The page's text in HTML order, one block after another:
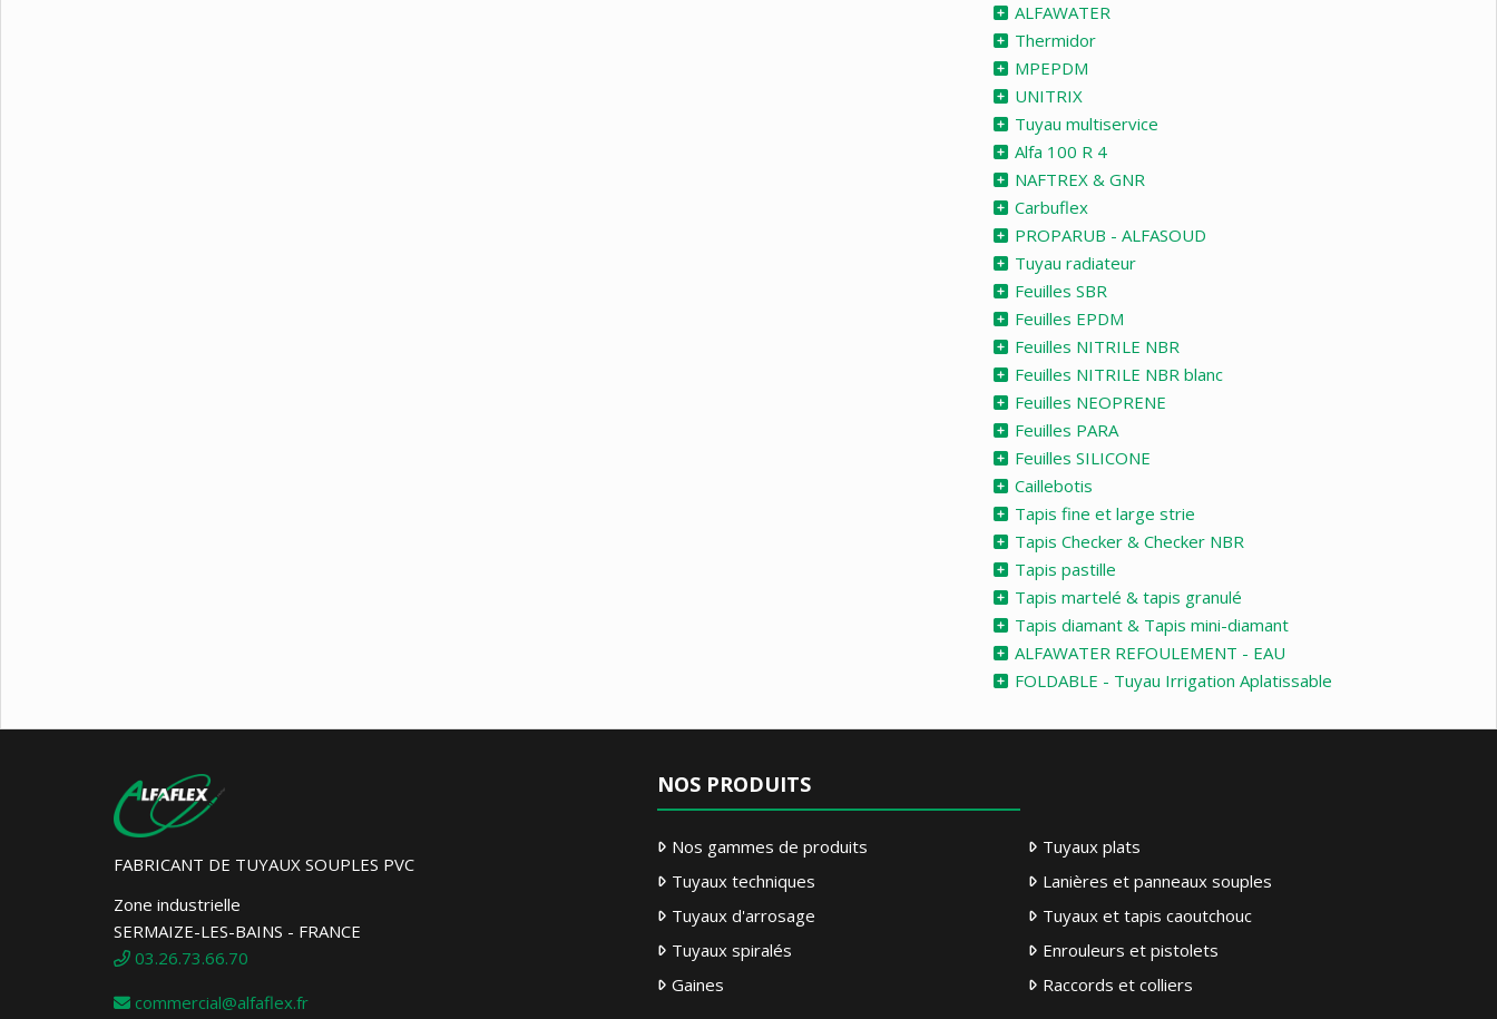
ALFAWATER
Thermidor
MPEPDM
UNITRIX
Tuyau multiservice
Alfa 100 R 4
NAFTREX & GNR
Carbuflex
PROPARUB - ALFASOUD
Tuyau radiateur
Feuilles SBR
Feuilles EPDM
Feuilles NITRILE NBR
Feuilles NITRILE NBR blanc
Feuilles NEOPRENE
Feuilles PARA
Feuilles SILICONE
Caillebotis
Tapis fine et large strie
Tapis Checker & Checker NBR
Tapis pastille
Tapis martelé & tapis granulé
Tapis diamant & Tapis mini-diamant
ALFAWATER REFOULEMENT - EAU
FOLDABLE - Tuyau Irrigation Aplatissable
FABRICANT DE TUYAUX SOUPLES PVC
Zone industrielle
SERMAIZE-LES-BAINS - FRANCE
03.26.73.66.70
commercial@alfaflex.fr
NOS PRODUITS
Nos gammes de produits
Tuyaux techniques
Tuyaux d'arrosage
Tuyaux spiralés
Gaines
Tuyaux plats
Lanières et panneaux souples
Tuyaux et tapis caoutchouc
Enrouleurs et pistolets
Raccords et colliers